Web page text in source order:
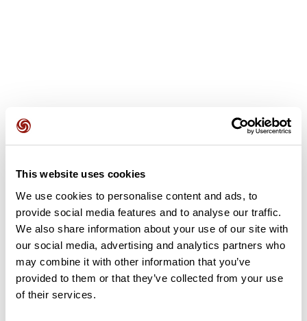
This website uses cookies
We use cookies to personalise content and ads, to
provide social media features and to analyse our traffic.
We also share information about your use of our site with
our social media, advertising and analytics partners who
may combine it with other information that you’ve
provided to them or that they’ve collected from your use
of their services.
Avis des utilisateurs
Soyez le premier à ajouter un avis !
Ajouter un avis
Résumé